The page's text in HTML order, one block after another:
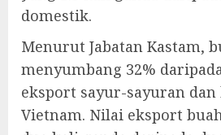
domestik.
Menurut Jabatan Kastam,
menyumbang 32%
eksport sayur-sayuran
Vietnam. Nilai eksport